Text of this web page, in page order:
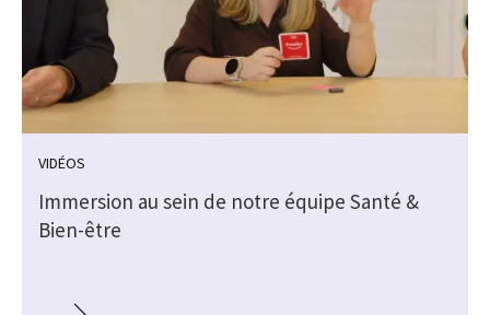
VIDÉOS
Immersion au sein de notre équipe Santé &
Bien-être